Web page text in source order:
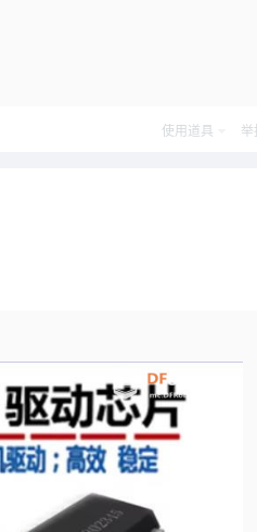
使用道具 举